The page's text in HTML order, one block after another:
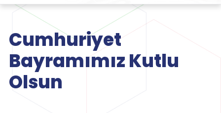
Cumhuriyet
Bayramımız Kutlu
Olsun